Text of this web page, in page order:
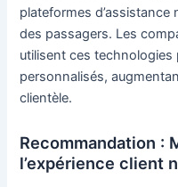
plateformes d’assistance
des passagers. Les
utilisent ces
personnalisés,
clientèle.
Recommandation :
l’expérience client